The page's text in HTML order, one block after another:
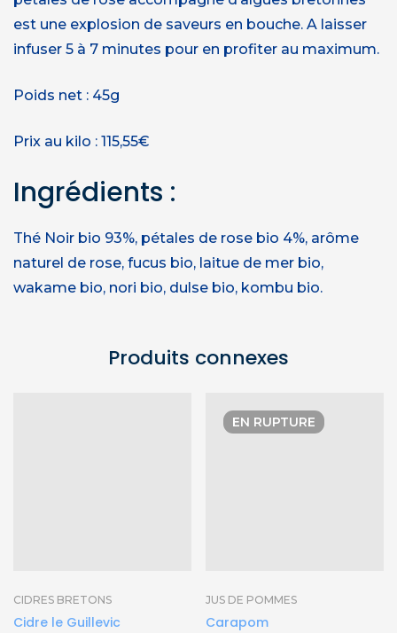
est une explosion de saveurs en bouche. A laisser
infuser 5 à 7 minutes pour en profiter au maximum.
Poids net : 45g
Prix au kilo : 115,55€
Ingrédients :
Thé Noir bio 93%, pétales de rose bio 4%, arôme
naturel de rose, fucus bio, laitue de mer bio,
wakame bio, nori bio, dulse bio, kombu bio.
Produits connexes
CIDRES BRETONS
Cidre le Guillevic
EN RUPTURE
JUS DE POMMES
Carapom